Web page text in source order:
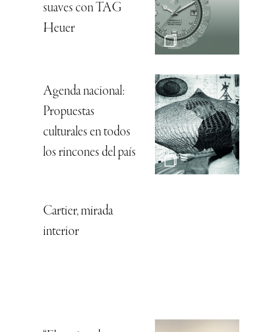
suaves con TAG
Heuer
Agenda nacional:
Propuestas
culturales en todos
los rincones del país
Cartier, mirada
interior